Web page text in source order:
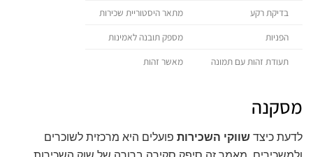
בדיקת רקע
מתאר היסטוריית שכירות
הפניות
מספק תובנה לאמינות
תעודת זהות עם תמונה
מאשר זהות
מסקנה
לדעת כיצד שווקי השכירות פועלים היא מרכזית לשוכרים